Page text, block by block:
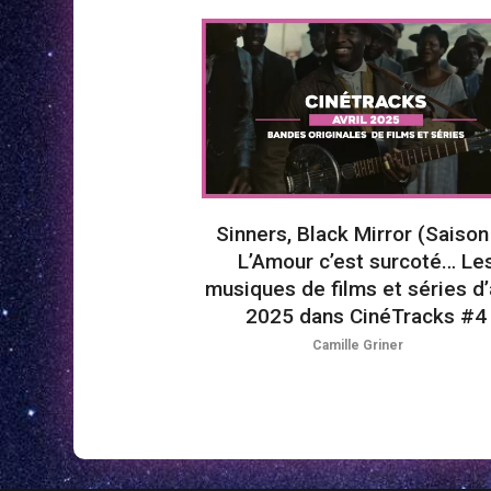
Sinners, Black Mirror
L’Amour c’est surcoté…
musiques de films et séries
2025 dans CinéTracks #4
Camille Griner